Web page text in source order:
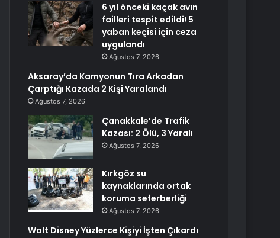
6 yıl önceki kaçak avın
failleri tespit edildi! 5
yaban keçisi için ceza
uygulandı
Ağustos 7, 2026
Aksaray’da Kamyonun Tıra Arkadan
Çarptığı Kazada 2 Kişi Yaralandı
Ağustos 7, 2026
Çanakkale’de Trafik
Kazası: 2 Ölü, 3 Yaralı
Ağustos 7, 2026
Kırkgöz su
kaynaklarında ortak
koruma seferberliği
Ağustos 7, 2026
Walt Disney Yüzlerce Kişiyi İşten Çıkardı